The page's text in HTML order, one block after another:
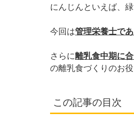
にんじんといえば、
今回は管理栄養士で
さらに離乳食中期に
の離乳食づくりのお
この記事の目次